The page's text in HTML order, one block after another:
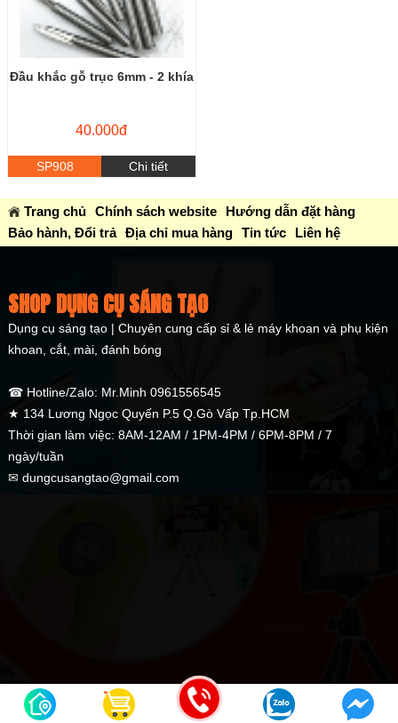
Đầu khắc gỗ trục 6mm - 2 khía
40.000đ
SP908 Chi tiết
Trang chủ Chính sách website
Hướng dẫn đặt hàng
Bảo hành, Đổi trả Địa chỉ mua hàng Tin tức Liên hệ
SHOP DỤNG CỤ SÁNG TẠO
Dụng cụ sáng tạo | Chuyên cung cấp sỉ & lẻ máy khoan và phụ kiện
khoan, cắt, mài, đánh bóng
☎ Hotline/Zalo: Mr.Minh 0961556545
★ 134 Lương Ngọc Quyến P.5 Q.Gò Vấp Tp.HCM
Thời gian làm việc: 8AM-12AM / 1PM-4PM / 6PM-8PM / 7
ngày/tuần
✉ dungcusangtao@gmail.com